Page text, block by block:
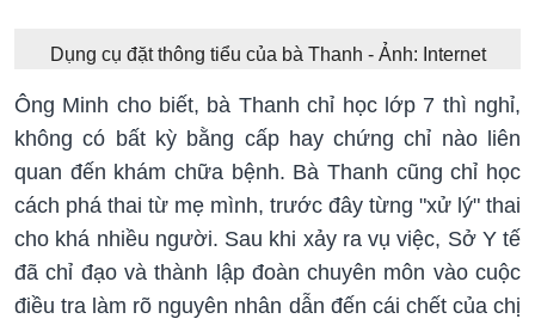
Dụng cụ đặt thông tiểu của bà Thanh - Ảnh: Internet
Ông Minh cho biết, bà Thanh chỉ học lớp 7 thì nghỉ,
không có bất kỳ bằng cấp hay chứng chỉ nào liên
quan đến khám chữa bệnh. Bà Thanh cũng chỉ học
cách phá thai từ mẹ mình, trước đây từng "xử lý" thai
cho khá nhiều người. Sau khi xảy ra vụ việc, Sở Y tế
đã chỉ đạo và thành lập đoàn chuyên môn vào cuộc
điều tra làm rõ nguyên nhân dẫn đến cái chết của chị